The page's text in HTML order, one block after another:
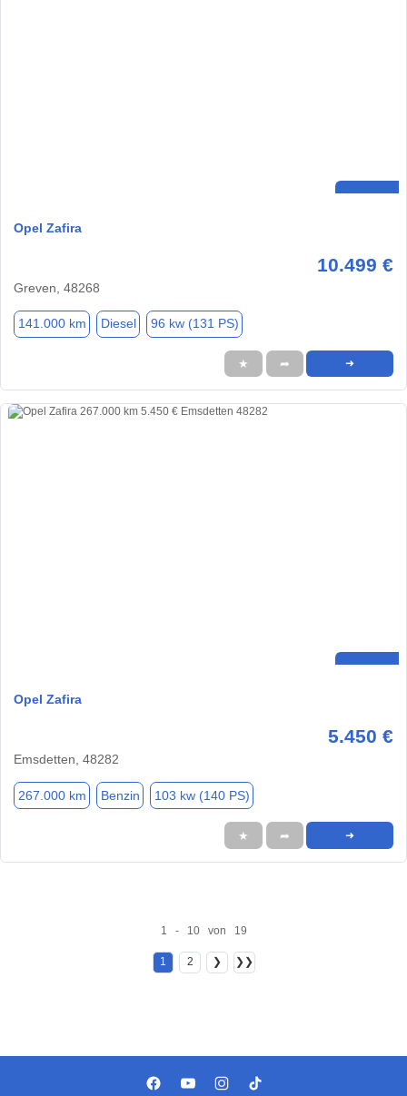
Opel Zafira
10.499 €
Greven, 48268
141.000 km Diesel 96 kw (131 PS)
★ ➦ ➜
Opel Zafira
5.450 €
Emsdetten, 48282
267.000 km Benzin 103 kw (140 PS)
★ ➦ ➜
1 - 10 von 19
1 2 ❯ ❯❯